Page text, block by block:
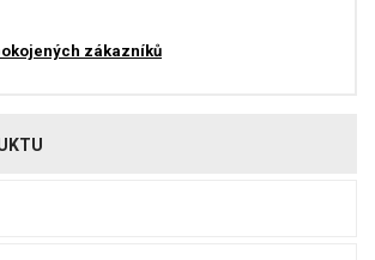
zákazníků